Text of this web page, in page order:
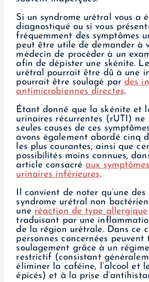
Si un syndrome urétral vous a
diagnostiqué ou si vous
fréquemment des symptômes
peut être utile de demander à
médecin de procéder à un
afin de dépister une skénite.
urétral pourrait être dû à une
pourrait être soulagé par des
antimicrobiennes directes.
Étant donné que la skénite et
urinaires récurrentes (rUTI) ne
seules causes de ces
avons également abordé cinq
les plus courantes, ainsi que
possibilités moins connues,
article consacré aux
urinaires inférieures.
Il convient de noter qu’une des
syndrome urétral non
une réaction de type allergique
traduisant par une
de la région urétrale. Dans ce
personnes concernées peuvent
soulagement grâce à un
restrictif (consistant
éliminer la caféine, l’alcool et
épicés) et à la prise